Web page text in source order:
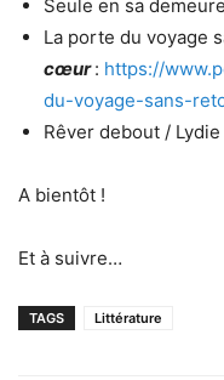
Seule en sa
La porte du voyage
cœur: https://
du-voyage-sans-
Rêver debout /
A bientôt !
Et à suivre…
TAGS Littérature